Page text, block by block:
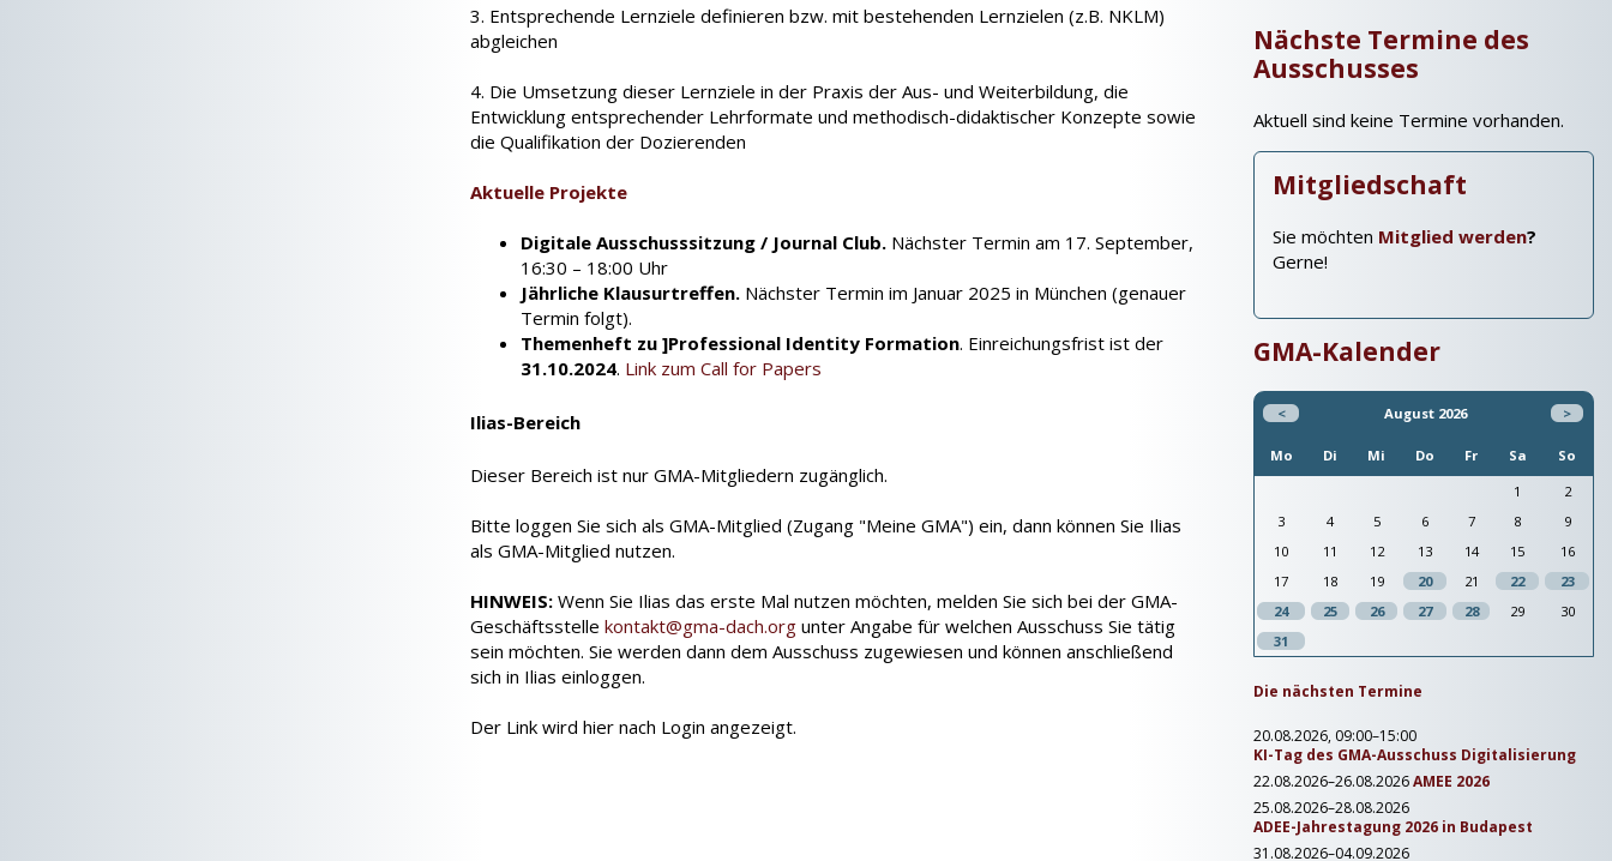
3. Entsprechende Lernziele definieren bzw. mit bestehenden Lernzielen (z.B. NKLM)
abgleichen
4. Die Umsetzung dieser Lernziele in der Praxis der Aus- und Weiterbildung, die
Entwicklung entsprechender Lehrformate und methodisch-didaktischer Konzepte sowie
die Qualifikation der Dozierenden
Aktuelle Projekte
Digitale Ausschusssitzung / Journal Club. Nächster Termin am 17. September,
16:30 – 18:00 Uhr
Jährliche Klausurtreffen. Nächster Termin im Januar 2025 in München (genauer
Termin folgt).
Themenheft zu ]Professional Identity Formation. Einreichungsfrist ist der
31.10.2024. Link zum Call for Papers
Ilias-Bereich
Dieser Bereich ist nur GMA-Mitgliedern zugänglich.
Bitte loggen Sie sich als GMA-Mitglied (Zugang "Meine GMA") ein, dann können Sie Ilias
als GMA-Mitglied nutzen.
HINWEIS: Wenn Sie Ilias das erste Mal nutzen möchten, melden Sie sich bei der GMA-
Geschäftsstellekontakt@gma-dach.org unter Angabe für welchen Ausschuss Sie tätig
sein möchten. Sie werden dann dem Ausschuss zugewiesen und können anschließend
sich in Ilias einloggen.
Der Link wird hier nach Login angezeigt.
Nächste Termine des
Ausschusses
Aktuell sind keine Termine vorhanden.
Mitgliedschaft
Sie möchten Mitglied werden?
Gerne!
GMA-Kalender
< August 2026 >
Mo Di Mi Do Fr Sa
So
1
2
3
4 5 6 7 8
9
10
11 12 13 14 15
16
17
18 19 20 21 22
23
24
25 26 27 28 29
30
31
Die nächsten Termine
20.08.2026, 09:00–15:00
KI-Tag des GMA-Ausschuss Digitalisierung
22.08.2026–26.08.2026AMEE 2026
25.08.2026–28.08.2026
ADEE-Jahrestagung 2026 in Budapest
31.08.2026–04.09.2026